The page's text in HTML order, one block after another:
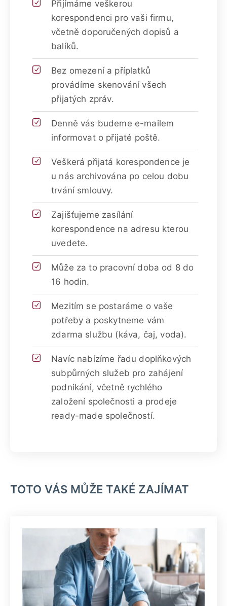
Přijímáme veškerou
korespondenci pro vaši firmu,
včetně doporučených dopisů a
balíků.
Bez omezení a příplatků
provádíme skenování všech
přijatých zpráv.
Denně vás budeme e-mailem
informovat o přijaté poště.
Veškerá přijatá korespondence je
u nás archivována po celou dobu
trvání smlouvy.
Zajišťujeme zasílání
korespondence na adresu kterou
uvedete.
Může za to pracovní doba od 8 do
16 hodin.
Mezitím se postaráme o vaše
potřeby a poskytneme vám
zdarma službu (káva, čaj, voda).
Navíc nabízíme řadu doplňkových
subpůrných služeb pro zahájení
podnikání, včetně rychlého
založení společnosti a prodeje
ready-made společností.
TOTO VÁS MŮŽE TAKÉ ZAJÍMAT